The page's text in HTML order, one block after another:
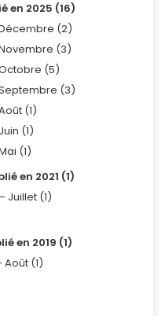
en 2025 (16)
(2)
(3)
(5)
(3)
(1)
Juin (1)
(1)
en 2021 (1)
Juillet (1)
en 2019 (1)
Août (1)